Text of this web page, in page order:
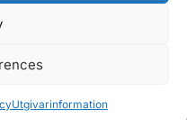
Utgivarinformation
Alla rättigheter